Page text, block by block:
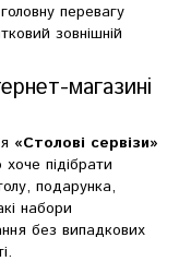
перевагу
зовнішній
магазині
«Столові сервізи»
підібрати
подарунка,
набори
без випадкових